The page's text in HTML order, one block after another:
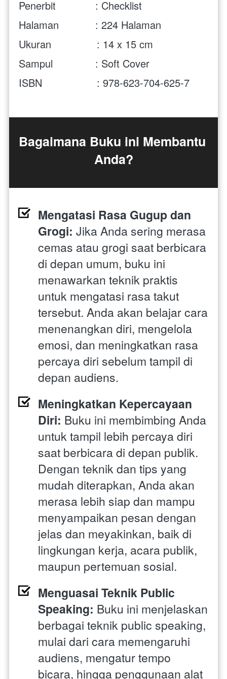
Penerbit             : Checklist
Halaman            : 224 Halaman
Ukuran               : 14 x 15 cm
Sampul              : Soft Cover
ISBN                  : 978-623-704-625-7
Bagaimana Buku ini Membantu
Anda?
Mengatasi Rasa Gugup dan
Grogi: Jika Anda sering merasa
cemas atau grogi saat berbicara
di depan umum, buku ini
menawarkan teknik praktis
untuk mengatasi rasa takut
tersebut. Anda akan belajar cara
menenangkan diri, mengelola
emosi, dan meningkatkan rasa
percaya diri sebelum tampil di
depan audiens.
Meningkatkan Kepercayaan
Diri: Buku ini membimbing Anda
untuk tampil lebih percaya diri
saat berbicara di depan publik.
Dengan teknik dan tips yang
mudah diterapkan, Anda akan
merasa lebih siap dan mampu
menyampaikan pesan dengan
jelas dan meyakinkan, baik di
lingkungan kerja, acara publik,
maupun pertemuan sosial.
Menguasai Teknik Public
Speaking: Buku ini menjelaskan
berbagai teknik public speaking,
mulai dari cara memengaruhi
audiens, mengatur tempo
bicara, hingga penggunaan alat